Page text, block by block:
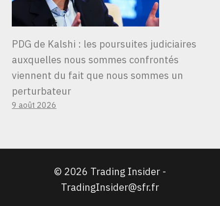
PDG de Kalshi : les poursuites judiciaires
auxquelles nous sommes confrontés
viennent du fait que nous sommes un
perturbateur
9 août 2026
© 2026 Trading Insider -
TradingInsider@sfr.fr